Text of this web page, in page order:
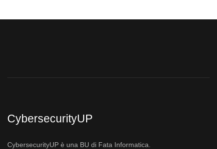
CybersecurityUP
CybersecurityUP è una BU di Fata Informatica.